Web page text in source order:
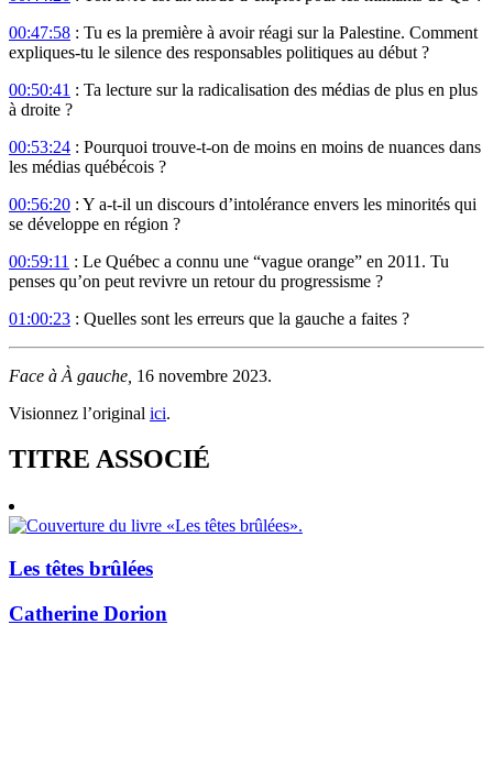
00:47:58 : Tu es la première à avoir réagi sur la Palestine. Comment
expliques-tu le silence des responsables politiques au début ?
00:50:41 : Ta lecture sur la radicalisation des médias de plus en plus
à droite ?
00:53:24 : Pourquoi trouve-t-on de moins en moins de nuances dans
les médias québécois ?
00:56:20 : Y a-t-il un discours d’intolérance envers les minorités qui
se développe en région ?
00:59:11 : Le Québec a connu une “vague orange” en 2011. Tu
penses qu’on peut revivre un retour du progressisme ?
01:00:23 : Quelles sont les erreurs que la gauche a faites ?
Face à À gauche, 16 novembre 2023.
Visionnez l’original ici.
TITRE ASSOCIÉ
Les têtes brûlées
Catherine Dorion